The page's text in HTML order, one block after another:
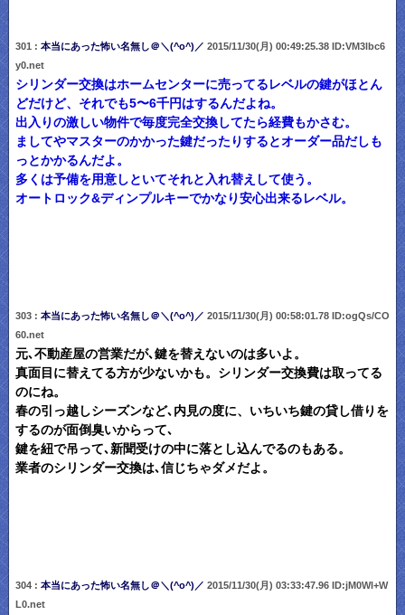
301 : 本当にあった怖い名無し＠＼(^o^)／ 2015/11/30(月) 00:49:25.38 ID:VM3lbc6
y0.net
シリンダー交換はホームセンターに売ってるレベルの鍵がほとん
どだけど、それでも5〜6千円はするんだよね。
出入りの激しい物件で毎度完全交換してたら経費もかさむ。
ましてやマスターのかかった鍵だったりするとオーダー品だしも
っとかかるんだよ。
多くは予備を用意しといてそれと入れ替えして使う。
オートロック&ディンプルキーでかなり安心出来るレベル。
303 : 本当にあった怖い名無し＠＼(^o^)／ 2015/11/30(月) 00:58:01.78 ID:ogQs/CO
60.net
元､不動産屋の営業だが､鍵を替えないのは多いよ。
真面目に替えてる方が少ないかも。シリンダー交換費は取ってる
のにね。
春の引っ越しシーズンなど､内見の度に、いちいち鍵の貸し借りを
するのが面倒臭いからって､
鍵を紐で吊って､新聞受けの中に落とし込んでるのもある。
業者のシリンダー交換は､信じちゃダメだよ。
304 : 本当にあった怖い名無し＠＼(^o^)／ 2015/11/30(月) 03:33:47.96 ID:jM0Wl+W
L0.net